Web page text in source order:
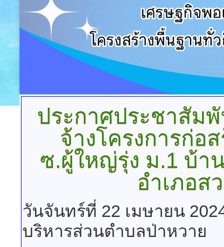
ประกาศประชาสัม
จ้างโครงการก่อ
ซ.ผู้ใหญ่รุ่ง ม.1 บ้า
อำเภอส
วันจันทร์ที่ 22 เมษายน
บริหารส่วนตำบลป่าหวาย